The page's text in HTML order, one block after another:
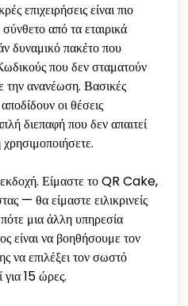
επιχειρήσεις είναι πιο
από τα εταιρικά
δυναμικό πακέτο που
που δεν σταματούν
την ανανέωση. Βασικές
οι θέσεις
διεπαφή που δεν απαιτεί
χρησιμοποιήσετε.
εκδοχή. Είμαστε το QR Cake,
— θα είμαστε ειλικρινείς
μια άλλη υπηρεσία
είναι να βοηθήσουμε τον
να επιλέξει τον σωστό
για 15 ώρες.